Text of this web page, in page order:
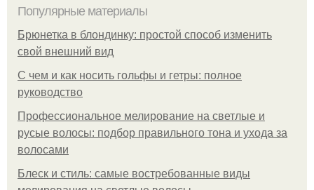
Популярные материалы
Брюнетка в блондинку: простой способ изменить
свой внешний вид
С чем и как носить гольфы и гетры: полное
руководство
Профессиональное мелирование на светлые и
русые волосы: подбор правильного тона и ухода за
волосами
Блеск и стиль: самые востребованные виды